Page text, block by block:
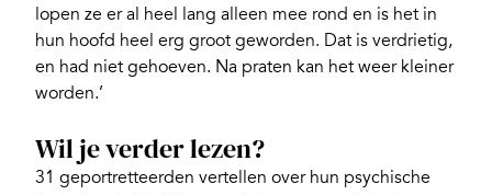
lopen ze er al heel lang alleen mee rond en is het in
hun hoofd heel erg groot geworden. Dat is verdrietig,
en had niet gehoeven. Na praten kan het weer kleiner
worden.’
Wil je verder lezen?
31 geportretteerden vertellen over hun psychische